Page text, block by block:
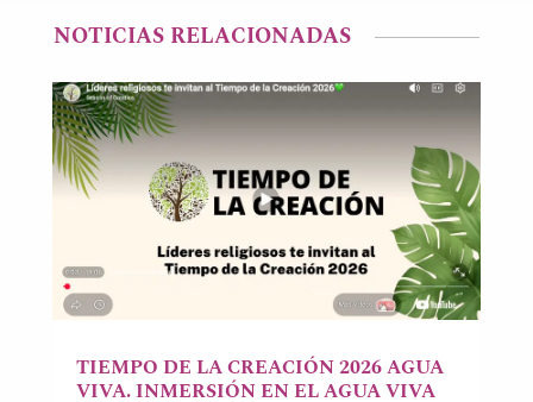
NOTICIAS RELACIONADAS
TIEMPO DE LA CREACIÓN 2026 AGUA
VIVA. INMERSIÓN EN EL AGUA VIVA